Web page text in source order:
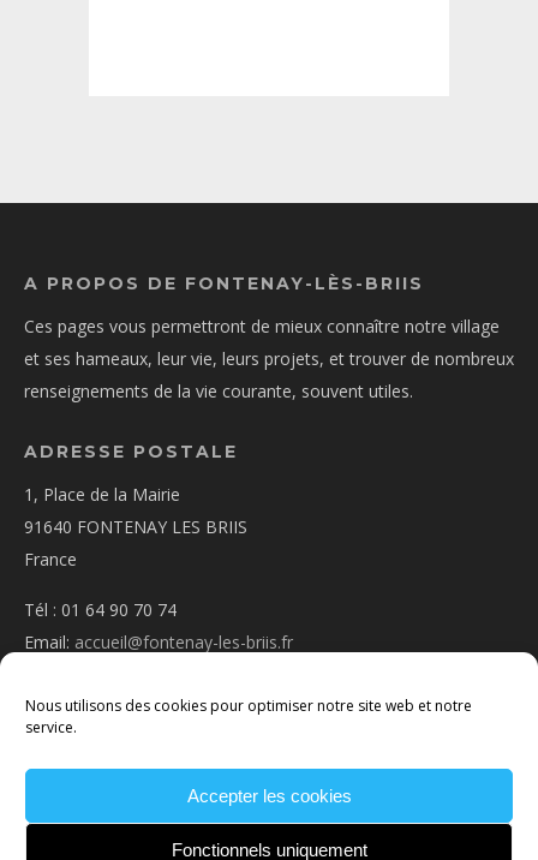
Nous utilisons des cookies pour optimiser notre site web et notre
service.
Accepter les cookies
Fonctionnels uniquement
A PROPOS DE FONTENAY-LÈS-BRIIS
Ces pages vous permettront de mieux connaître notre village
et ses hameaux, leur vie, leurs projets, et trouver de nombreux
renseignements de la vie courante, souvent utiles.
ADRESSE POSTALE
1, Place de la Mairie
91640 FONTENAY LES BRIIS
France
Tél : 01 64 90 70 74
Email: accueil@fontenay-les-briis.fr
NOUS CONTACTER
LÉGALES
POLITIQUE DE COOKIES
CONDITIONS